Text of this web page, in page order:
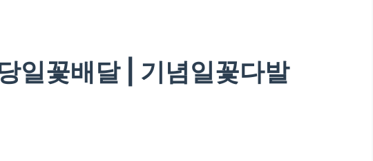
일꽃배달 | 기념일꽃다발